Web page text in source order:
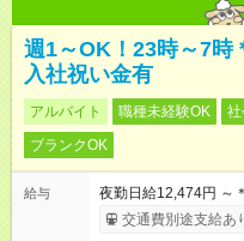
週1～OK！23時～7時
入社祝い金有
アルバイト 職種未経験OK
ブランクOK
給与
夜勤日給12,474円 ～
交通費別途支給あ